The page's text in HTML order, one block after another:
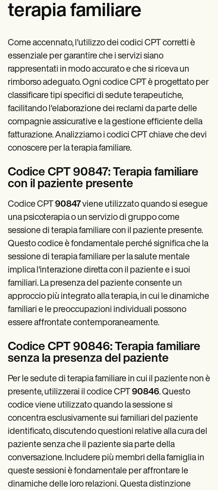
terapia familiare
Come accennato, l'utilizzo dei codici CPT corretti è
essenziale per garantire che i servizi siano
rappresentati in modo accurato e che si riceva un
rimborso adeguato. Ogni codice CPT è progettato per
classificare tipi specifici di sedute terapeutiche,
facilitando l'elaborazione dei reclami da parte delle
compagnie assicurative e la gestione efficiente della
fatturazione. Analizziamo i codici CPT chiave che devi
conoscere per la terapia familiare.
Codice CPT 90847: Terapia familiare
con il paziente presente
Codice CPT 90847viene utilizzato quando si esegue
una psicoterapia o un servizio di gruppo come
sessione di terapia familiare con il paziente presente.
Questo codice è fondamentale perché significa che la
sessione di terapia familiare per la salute mentale
implica l'interazione diretta con il paziente e i suoi
familiari. La presenza del paziente consente un
approccio più integrato alla terapia, in cui le dinamiche
familiari e le preoccupazioni individuali possono
essere affrontate contemporaneamente.
Codice CPT 90846: Terapia familiare
senza la presenza del paziente
Per le sedute di terapia familiare in cui il paziente non è
presente, utilizzerai il codice CPT 90846. Questo
codice viene utilizzato quando la sessione si
concentra esclusivamente sui familiari del paziente
identificato, discutendo questioni relative alla cura del
paziente senza che il paziente sia parte della
conversazione. Includere più membri della famiglia in
queste sessioni è fondamentale per affrontare le
dinamiche delle loro relazioni. Questa distinzione